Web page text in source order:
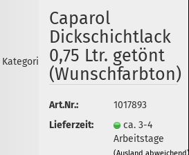
erstellen
vergessen?
Caparol
Dickschichtlack
0,75 Ltr. getönt
(Wunschfarbton)
Art.Nr.:
1017893
Lieferzeit:
ca. 3-4
Arbeitstage
(Ausland abweichend)